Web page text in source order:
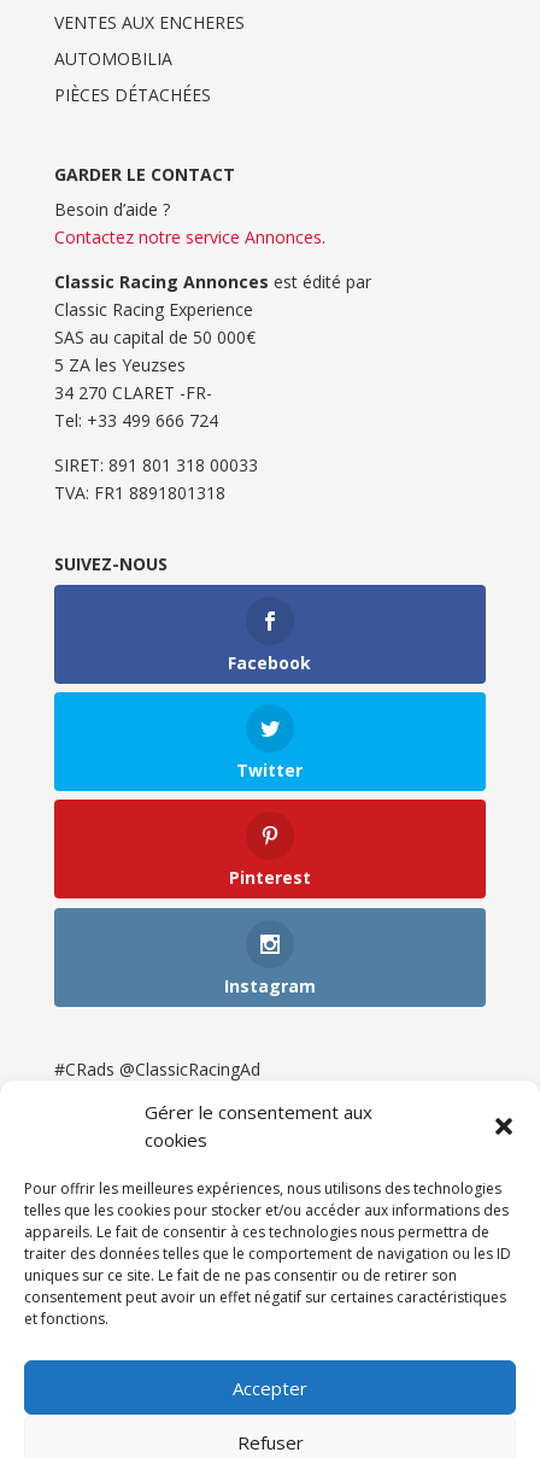
Gérer le consentement aux
cookies
Pour offrir les meilleures expériences, nous utilisons des technologies
telles que les cookies pour stocker et/ou accéder aux informations des
appareils. Le fait de consentir à ces technologies nous permettra de
traiter des données telles que le comportement de navigation ou les ID
uniques sur ce site. Le fait de ne pas consentir ou de retirer son
consentement peut avoir un effet négatif sur certaines caractéristiques
et fonctions.
Accepter
Refuser
VENTES AUX ENCHERES
AUTOMOBILIA
PIÈCES DÉTACHÉES
GARDER LE CONTACT
Besoin d’aide ?
Contactez notre service Annonces.
Classic Racing Annonces est édité par
Classic Racing Experience
SAS au capital de 50 000€
5 ZA les Yeuzses
34 270 CLARET -FR-
Tel: ‭+33 499 666 724‬
SIRET: 891 801 318 00033
TVA: FR1 8891801318
SUIVEZ-NOUS
Facebook
Twitter
Pinterest
Instagram
#CRads @ClassicRacingAd
Newsletter & Presse
Partenaires
Tarifs
Espace Client